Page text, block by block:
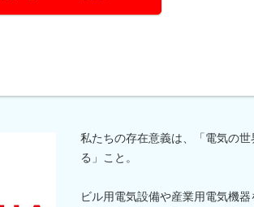
私たちの存在意義は、「電気の世
る」こと。
ビル用電気設備や産業用電気機器